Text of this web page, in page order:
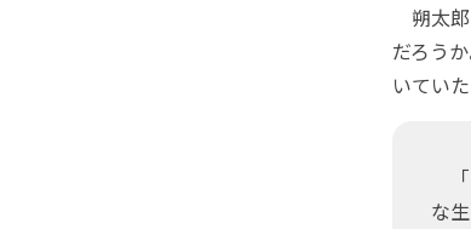
朔太郎
だろう
いてい
「
な